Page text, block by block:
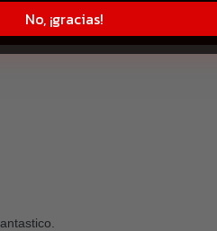
No, ¡gracias!